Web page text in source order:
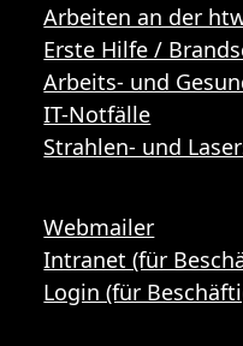
Arbeiten an der
Erste Hilfe /
Arbeits- und
IT-Notfälle
Strahlen- und
Webmailer
Intranet (für
Login (für